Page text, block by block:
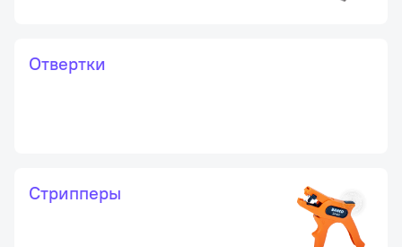
Отвертки
Стрипперы